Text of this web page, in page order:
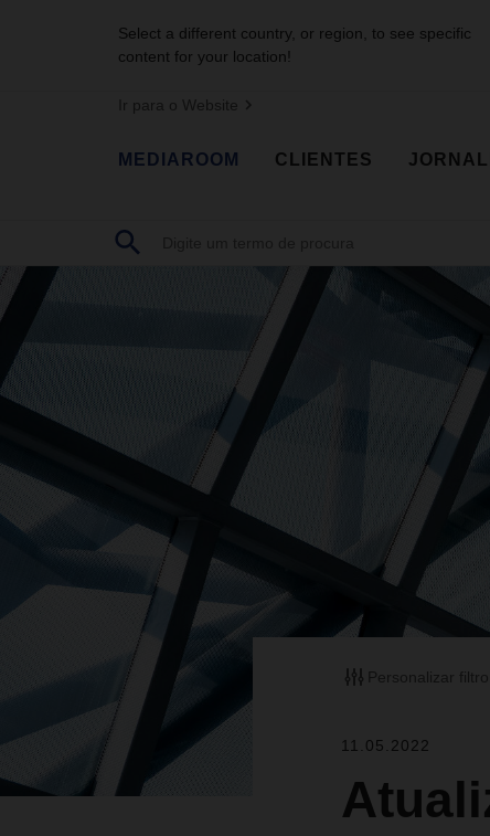
Select a different country, or region, to see specific
content for your location!
Ir para o Website
MEDIAROOM CLIENTES
Personalizar filtro
11.05.2022